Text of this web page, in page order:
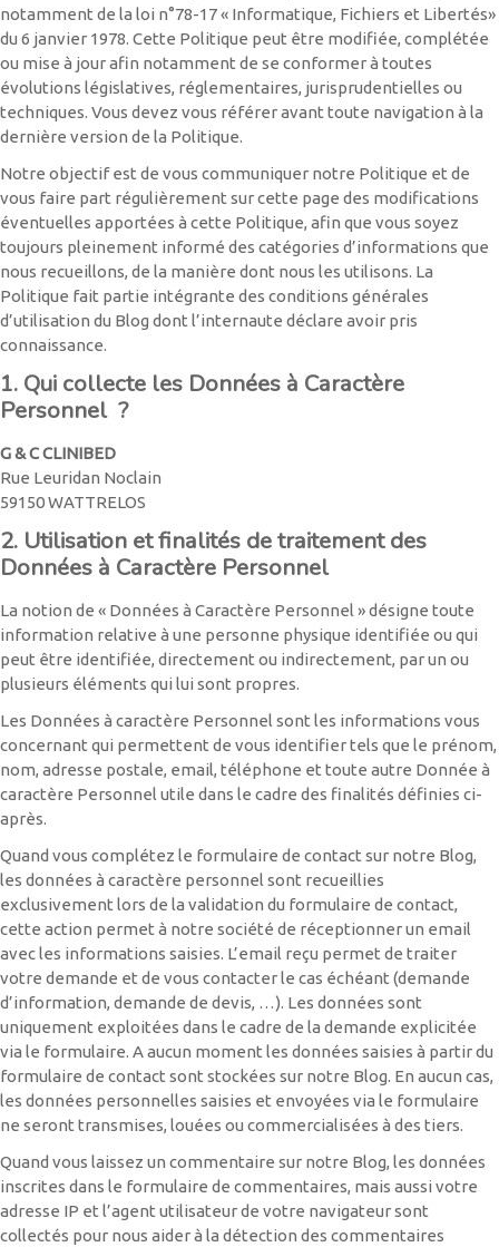
notamment de la loi n°78-17 « Informatique, Fichiers et Libertés»
du 6 janvier 1978. Cette Politique peut être modifiée, complétée
ou mise à jour afin notamment de se conformer à toutes
évolutions législatives, réglementaires, jurisprudentielles ou
techniques. Vous devez vous référer avant toute navigation à la
dernière version de la Politique.
Notre objectif est de vous communiquer notre Politique et de
vous faire part régulièrement sur cette page des modifications
éventuelles apportées à cette Politique, afin que vous soyez
toujours pleinement informé des catégories d’informations que
nous recueillons, de la manière dont nous les utilisons. La
Politique fait partie intégrante des conditions générales
d’utilisation du Blog dont l’internaute déclare avoir pris
connaissance.
1. Qui collecte les Données à Caractère
Personnel ?
G & C CLINIBED
Rue Leuridan Noclain
59150 WATTRELOS
2. Utilisation et finalités de traitement des
Données à Caractère Personnel
La notion de « Données à Caractère Personnel » désigne toute
information relative à une personne physique identifiée ou qui
peut être identifiée, directement ou indirectement, par un ou
plusieurs éléments qui lui sont propres.
Les Données à caractère Personnel sont les informations vous
concernant qui permettent de vous identifier tels que le prénom,
nom, adresse postale, email, téléphone et toute autre Donnée à
caractère Personnel utile dans le cadre des finalités définies ci-
après.
Quand vous complétez le formulaire de contact sur notre Blog,
les données à caractère personnel sont recueillies
exclusivement lors de la validation du formulaire de contact,
cette action permet à notre société de réceptionner un email
avec les informations saisies. L’email reçu permet de traiter
votre demande et de vous contacter le cas échéant (demande
d’information, demande de devis, …). Les données sont
uniquement exploitées dans le cadre de la demande explicitée
via le formulaire. A aucun moment les données saisies à partir du
formulaire de contact sont stockées sur notre Blog. En aucun cas,
les données personnelles saisies et envoyées via le formulaire
ne seront transmises, louées ou commercialisées à des tiers.
Quand vous laissez un commentaire sur notre Blog, les données
inscrites dans le formulaire de commentaires, mais aussi votre
adresse IP et l’agent utilisateur de votre navigateur sont
collectés pour nous aider à la détection des commentaires